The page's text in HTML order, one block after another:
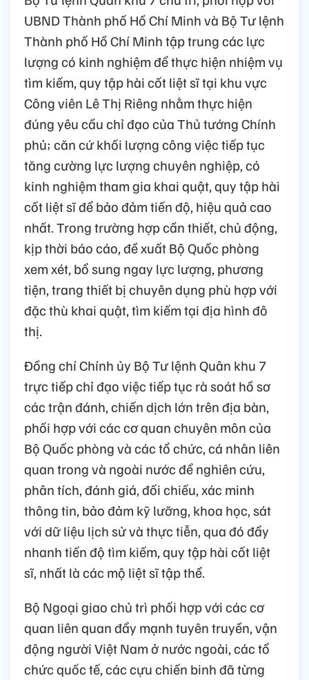
UBND Thành phố Hồ Chí Minh và Bộ Tư lệnh
Thành phố Hồ Chí Minh tập trung các lực
lượng có kinh nghiệm để thực hiện nhiệm vụ
tìm kiếm, quy tập hài cốt liệt sĩ tại khu vực
Công viên Lê Thị Riêng nhằm thực hiện
đúng yêu cầu chỉ đạo của Thủ tướng Chính
phủ; căn cứ khối lượng công việc tiếp tục
tăng cường lực lượng chuyên nghiệp, có
kinh nghiệm tham gia khai quật, quy tập hài
cốt liệt sĩ để bảo đảm tiến độ, hiệu quả cao
nhất. Trong trường hợp cần thiết, chủ động,
kịp thời báo cáo, đề xuất Bộ Quốc phòng
xem xét, bổ sung ngay lực lượng, phương
tiện, trang thiết bị chuyên dụng phù hợp với
đặc thù khai quật, tìm kiếm tại địa hình đô
thị.
Đồng chí Chính ủy Bộ Tư lệnh Quân khu 7
trực tiếp chỉ đạo việc tiếp tục rà soát hồ sơ
các trận đánh, chiến dịch lớn trên địa bàn,
phối hợp với các cơ quan chuyên môn của
Bộ Quốc phòng và các tổ chức, cá nhân liên
quan trong và ngoài nước để nghiên cứu,
phân tích, đánh giá, đối chiếu, xác minh
thông tin, bảo đảm kỹ lưỡng, khoa học, sát
với dữ liệu lịch sử và thực tiễn, qua đó đẩy
nhanh tiến độ tìm kiếm, quy tập hài cốt liệt
sĩ, nhất là các mộ liệt sĩ tập thể.
Bộ Ngoại giao chủ trì phối hợp với các cơ
quan liên quan đẩy mạnh tuyên truyền, vận
động người Việt Nam ở nước ngoài, các tổ
chức quốc tế, các cựu chiến binh đã từng